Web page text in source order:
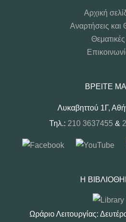
Αρχική
Αναρτήσεις και
Θεματικές
ΒΡΕΊΤΕ
Λυκαβηττού 1Γ,
Τηλ.: 210 3637455 &
Η
Ωράριο Λειτουργίας: